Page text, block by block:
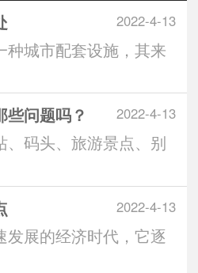
2022-4-13
种城市配套设施，其来
2022-4-13
些问题吗？
、码头、旅游景点、别
2022-4-13
发展的经济时代，它逐